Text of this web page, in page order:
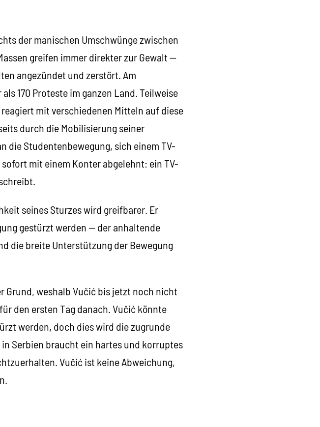
der manischen Umschwünge zwischen
greifen immer direkter zur Gewalt —
angezündet und zerstört. Am
170 Proteste im ganzen Land. Teilweise
mit verschiedenen Mitteln auf diese
durch die Mobilisierung seiner
die Studentenbewegung, sich einem TV-
mit einem Konter abgelehnt: ein TV-
seines Sturzes wird greifbarer. Er
gestürzt werden — der anhaltende
die breite Unterstützung der Bewegung
Grund, weshalb Vučić bis jetzt noch nicht
den ersten Tag danach. Vučić könnte
werden, doch dies wird die zugrunde
Serbien braucht ein hartes und korruptes
Vučić ist keine Abweichung,